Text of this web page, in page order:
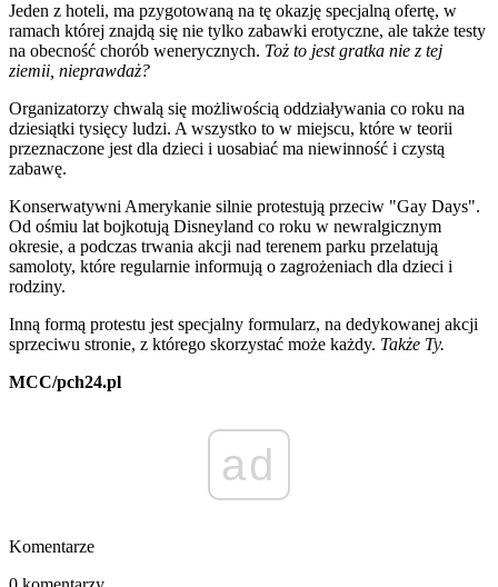
Jeden z hoteli, ma pzygotowaną na tę okazję specjalną ofertę, w
ramach której znajdą się nie tylko zabawki erotyczne, ale także testy
na obecność chorób wenerycznych. Toż to jest gratka nie z tej
ziemii, nieprawdaż?
Organizatorzy chwalą się możliwością oddziaływania co roku na
dziesiątki tysięcy ludzi. A wszystko to w miejscu, które w teorii
przeznaczone jest dla dzieci i uosabiać ma niewinność i czystą
zabawę.
Konserwatywni Amerykanie silnie protestują przeciw "Gay Days".
Od ośmiu lat bojkotują Disneyland co roku w newralgicznym
okresie, a podczas trwania akcji nad terenem parku przelatują
samoloty, które regularnie informują o zagrożeniach dla dzieci i
rodziny.
Inną formą protestu jest specjalny formularz, na dedykowanej akcji
sprzeciwu stronie, z którego skorzystać może każdy. Także Ty.
MCC/pch24.pl
ad
Komentarze